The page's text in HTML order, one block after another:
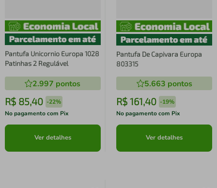
Pantufa Unicornio Europa 1028
Patinhas 2 Regulável
2.997 pontos
R$ 85,40 -22%
No pagamento com Pix
Ver detalhes
Pantufa De Capivara Europa
803315
5.663 pontos
R$ 161,40 -19%
No pagamento com Pix
Ver detalhes